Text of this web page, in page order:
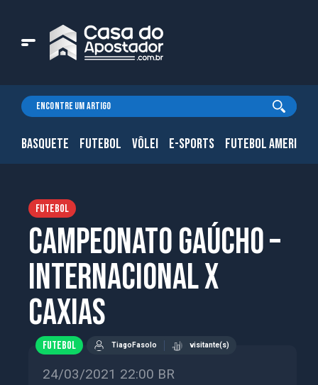
BASQUETE FUTEBOL VÔLEI E-SPORTS FUTEBOL
FUTEBOL
Campeonato Gaúcho –
Internacional x
Caxias
FUTEBOL TiagoFasolo visitante(s)
24/03/2021 22:00 BR